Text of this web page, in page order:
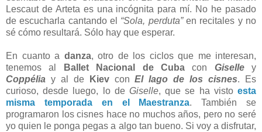
Lescaut de Arteta es una incógnita para mí. No he pasado
de escucharla cantando el “Sola, perduta”en recitales y no
sé cómo resultará. Sólo hay que esperar.
En cuanto a danza, otro de los ciclos que me interesan,
tenemos al
Ballet Nacional de Cubacon Giselley
Coppélia y al de KievconEl lago de los cisnes. Es
curioso, desde luego, lo de Giselle, que se ha visto esta
misma temporada en el Maestranza. También se
programaron los cisnes hace no muchos años, pero no seré
yo quien le ponga pegas a algo tan bueno. Si voy a disfrutar,